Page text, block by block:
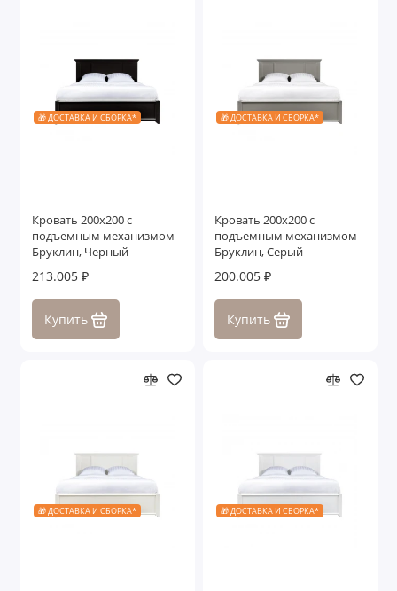
🎁 ДОСТАВКА И СБОРКА*
Кровать 200x200 с
подъемным механизмом
Бруклин, Черный
213.005 ₽
Купить
🎁 ДОСТАВКА И СБОРКА*
Кровать 200x200 с
подъемным механизмом
Бруклин, Серый
200.005 ₽
Купить
🎁 ДОСТАВКА И СБОРКА* 🎁 ДОСТАВКА И СБОРКА*